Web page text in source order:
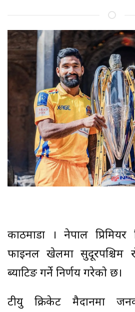
काठमाडौँ । नेपाल
फाइनल खेलमा सुदूरपश्चिम
ब्याटिङ गर्ने निर्णय गरेको छ।
टीयु क्रिकेट मैदानमा